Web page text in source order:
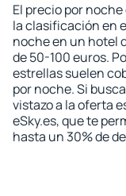
El precio por
la clasificación en
noche en un hotel
de 50-100 euros.
estrellas suelen
por noche. Si
vistazo a la oferta
eSky.es, que te
hasta un 30% de